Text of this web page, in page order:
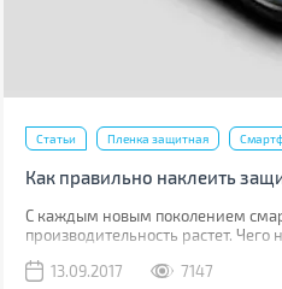
Статьи Пленка защитная
Как правильно наклеить
С каждым новым поколением
производительность растет.
водонепроницаемость, но все
13.09.2017 7147